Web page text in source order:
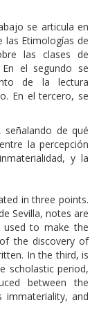
se articula en
las Etimologías de
las clases de
el segundo se
de la lectura
En el tercero, se
de qué
la percepción
y la
in three points.
Sevilla, notes are
to make the
the discovery of
In the third, is
scholastic period,
between the
and